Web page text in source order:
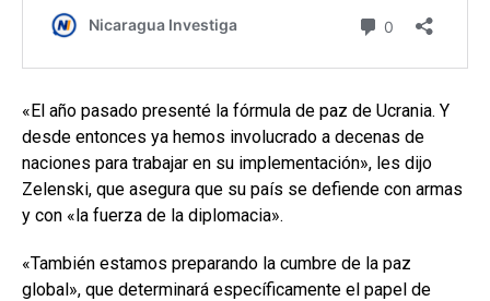
«El año pasado presenté la fórmula de paz de Ucrania. Y
desde entonces ya hemos involucrado a decenas de
naciones para trabajar en su implementación», les dijo
Zelenski, que asegura que su país se defiende con armas
y con «la fuerza de la diplomacia».
«También estamos preparando la cumbre de la paz
global», que determinará específicamente el papel de